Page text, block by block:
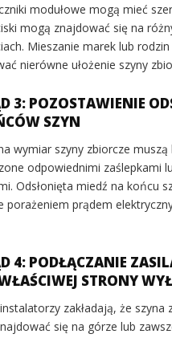
modułowe mogą mieć
mogą znajdować się na
Mieszanie marek lub
nierówne ułożenie szyny
3: POZOSTAWIENIE
SZYN
wymiar szyny zbiorcze muszą
odpowiednimi zaślepkami
Odsłonięta miedź na końcu
porażeniem prądem
4: PODŁĄCZANIE
STRONY
zakładają, że szyna
się na górze lub